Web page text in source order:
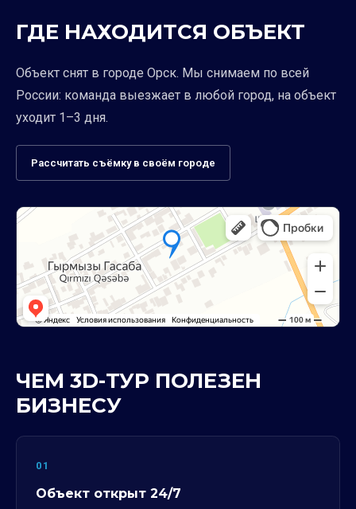
ГДЕ НАХОДИТСЯ ОБЪЕКТ
Объект снят в городе Орск. Мы снимаем по всей
России: команда выезжает в любой город, на объект
уходит 1–3 дня.
Рассчитать съёмку в своём городе
ЧЕМ 3D-ТУР ПОЛЕЗЕН
БИЗНЕСУ
01
Объект открыт 24/7